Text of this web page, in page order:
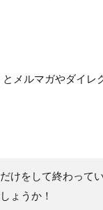
メルマガやダイレ
けをして終わって
ょうか！